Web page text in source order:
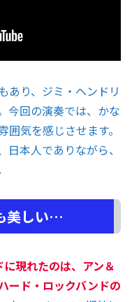
あり、ジミ・ヘンドリ
今回の演奏では、かな
気を感じさせます。
本人でありながら、
美しい…
現れたのは、アン＆
ード・ロックバンドの